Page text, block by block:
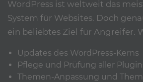
WordPress ist weltweit das
System für Websites. Doch
ein beliebtes Ziel für Angreifer.
Updates des WordPress-Kerns
Pflege und Prüfung aller
Themen-Anpassung und